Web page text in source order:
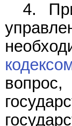
4.